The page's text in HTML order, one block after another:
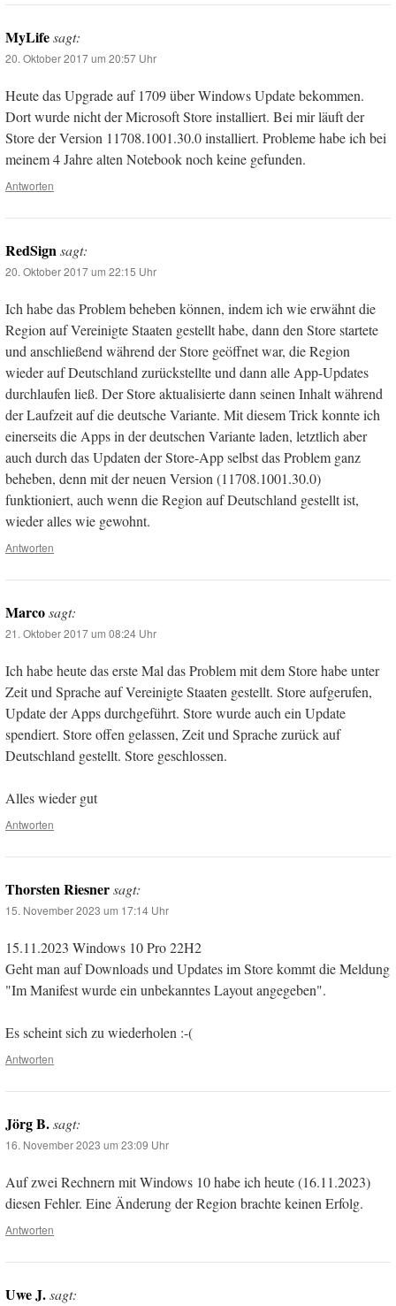
MyLifesagt:
20. Oktober 2017 um 20:57 Uhr
Heute das Upgrade auf 1709 über Windows Update bekommen.
Dort wurde nicht der Microsoft Store installiert. Bei mir läuft der
Store der Version 11708.1001.30.0 installiert. Probleme habe ich bei
meinem 4 Jahre alten Notebook noch keine gefunden.
Antworten
RedSignsagt:
20. Oktober 2017 um 22:15 Uhr
Ich habe das Problem beheben können, indem ich wie erwähnt die
Region auf Vereinigte Staaten gestellt habe, dann den Store startete
und anschließend während der Store geöffnet war, die Region
wieder auf Deutschland zurückstellte und dann alle App-Updates
durchlaufen ließ. Der Store aktualisierte dann seinen Inhalt während
der Laufzeit auf die deutsche Variante. Mit diesem Trick konnte ich
einerseits die Apps in der deutschen Variante laden, letztlich aber
auch durch das Updaten der Store-App selbst das Problem ganz
beheben, denn mit der neuen Version (11708.1001.30.0)
funktioniert, auch wenn die Region auf Deutschland gestellt ist,
wieder alles wie gewohnt.
Antworten
Marcosagt:
21. Oktober 2017 um 08:24 Uhr
Ich habe heute das erste Mal das Problem mit dem Store habe unter
Zeit und Sprache auf Vereinigte Staaten gestellt. Store aufgerufen,
Update der Apps durchgeführt. Store wurde auch ein Update
spendiert. Store offen gelassen, Zeit und Sprache zurück auf
Deutschland gestellt. Store geschlossen.
Alles wieder gut
Antworten
Thorsten Riesnersagt:
15. November 2023 um 17:14 Uhr
15.11.2023 Windows 10 Pro 22H2
Geht man auf Downloads und Updates im Store kommt die Meldung
"Im Manifest wurde ein unbekanntes Layout angegeben".
Es scheint sich zu wiederholen :-(
Antworten
Jörg B.sagt:
16. November 2023 um 23:09 Uhr
Auf zwei Rechnern mit Windows 10 habe ich heute (16.11.2023)
diesen Fehler. Eine Änderung der Region brachte keinen Erfolg.
Antworten
Uwe J.sagt: